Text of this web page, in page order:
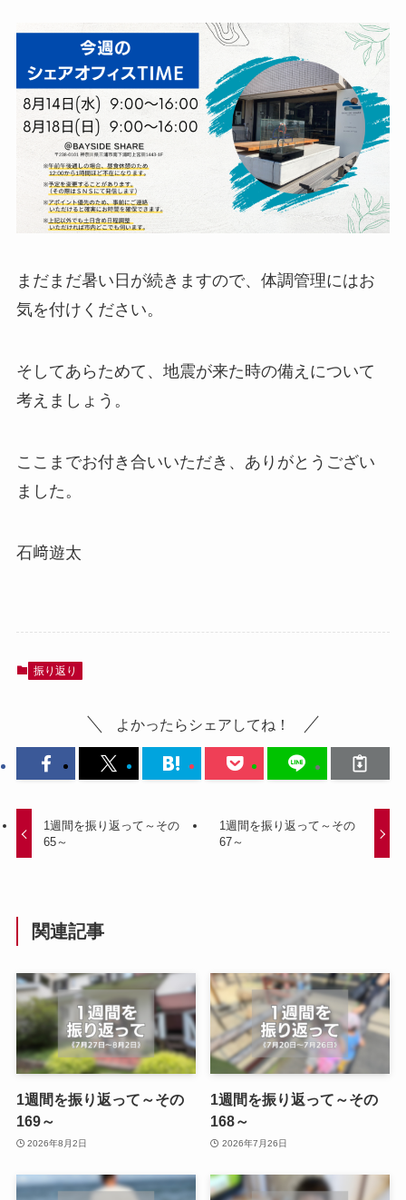
まだまだ暑い日が続きますので、体調管理にはお
気を付けください。
そしてあらためて、地震が来た時の備えについて
考えましょう。
ここまでお付き合いいただき、ありがとうござい
ました。
石﨑遊太
振り返り
よかったらシェアしてね！
1週間を振り返って～その
65～
1週間を振り返って～その
67～
関連記事
1週間を振り返って～その
169～
2026年8月2日
1週間を振り返って～その
168～
2026年7月26日